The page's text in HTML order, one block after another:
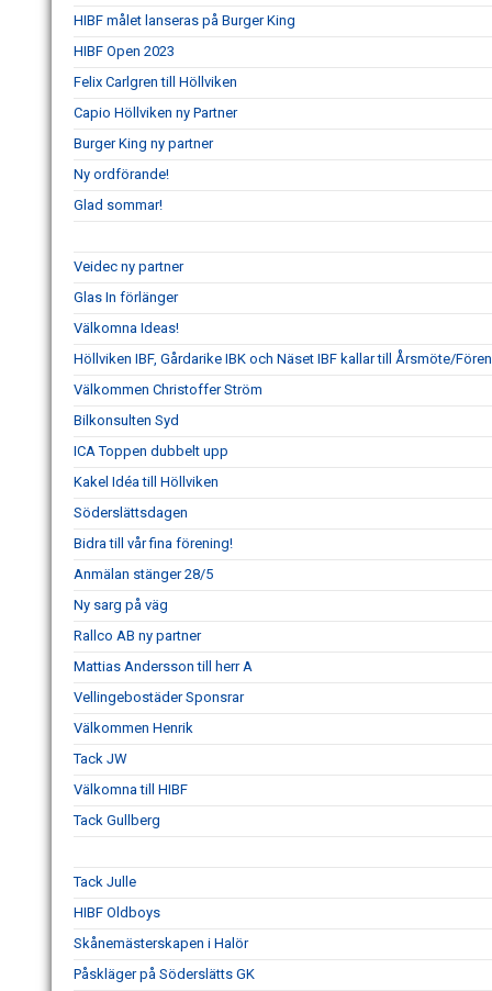
HIBF målet lanseras på Burger King
HIBF Open 2023
Felix Carlgren till Höllviken
Capio Höllviken ny Partner
Burger King ny partner
Ny ordförande!
Glad sommar!
Veidec ny partner
Glas In förlänger
Välkomna Ideas!
Höllviken IBF, Gårdarike IBK och Näset IBF kallar till Årsmöte/
Välkommen Christoffer Ström
Bilkonsulten Syd
ICA Toppen dubbelt upp
Kakel Idéa till Höllviken
Söderslättsdagen
Bidra till vår fina förening!
Anmälan stänger 28/5
Ny sarg på väg
Rallco AB ny partner
Mattias Andersson till herr A
Vellingebostäder Sponsrar
Välkommen Henrik
Tack JW
Välkomna till HIBF
Tack Gullberg
Tack Julle
HIBF Oldboys
Skånemästerskapen i Halör
Påskläger på Söderslätts GK